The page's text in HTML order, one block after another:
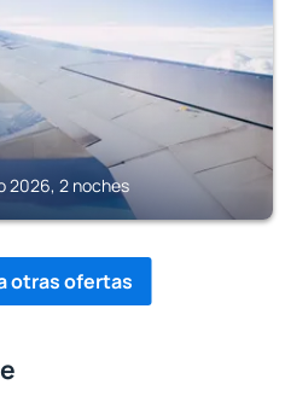
2026, 2 noches
otras ofertas